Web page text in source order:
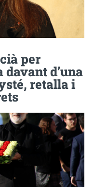
per
d’una
retalla i